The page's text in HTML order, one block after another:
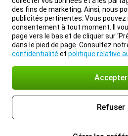
des fins de marketing. Ainsi, nous
publicités pertinentes. Vous
consentement à tout moment. Il
page vers le bas et de cliquer sur
dans le pied de page. Consultez
confidentialité et politique relative
Accepter
Refuser